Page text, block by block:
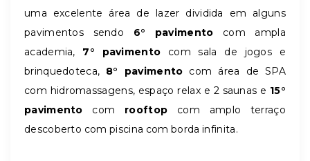
uma excelente área de lazer dividida em alguns
pavimentos sendo 6° pavimento com ampla
academia, 7° pavimento com sala de jogos e
brinquedoteca, 8° pavimento com área de SPA
com hidromassagens, espaço relax e 2 saunas e 15°
pavimento com rooftop com amplo terraço
descoberto com piscina com borda infinita.